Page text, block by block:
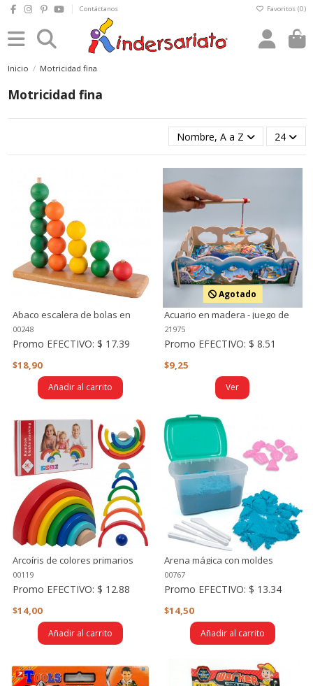
Contáctanos Favoritos (0)
0
Inicio Motricidad fina
Motricidad fina
Nombre, A a Z 24
Abaco escalera de bolas en
madera
00248
Promo EFECTIVO: $ 17.39
$18,90
Añadir al carrito
Agotado
Acuario en madera - juego de
pesca
21975
Promo EFECTIVO:$ 8.51
$9,25
Ver
Arcoíris de colores primarios
Montessori - 9 piezas
00119
Promo EFECTIVO: $ 12.88
$14,00
Añadir al carrito
Arena mágica con moldes
00767
Promo EFECTIVO:$ 13.34
$14,50
Añadir al carrito